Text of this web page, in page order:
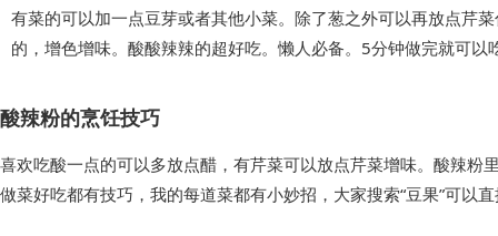
有菜的可以加一点豆芽或者其他小菜。除了葱之外可以再放点芹
的，增色增味。酸酸辣辣的超好吃。懒人必备。5分钟做完就可以
酸辣粉的烹饪技巧
喜欢吃酸一点的可以多放点醋，有芹菜可以放点芹菜增味。酸辣粉
做菜好吃都有技巧，我的每道菜都有小妙招，大家搜索“豆果”可以